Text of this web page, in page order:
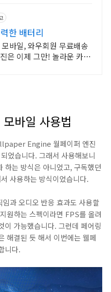
한 배터리
바일, 와우회원 무료배송
은 이제 그만! 놀라운 카메
바일 사용법
Engine 월페이퍼 엔진
었습니다. 그래서 사용해보니
하는 방식은 아니었고, 구독했던
사용하는 방식이었습니다.
과 오디오 반응 효과도 사용할
원하는 스펙이라면 FPS를 올려
이 가능했습니다. 그런데 페어링
해결된 듯 해서 이번에는 웰페
니다.